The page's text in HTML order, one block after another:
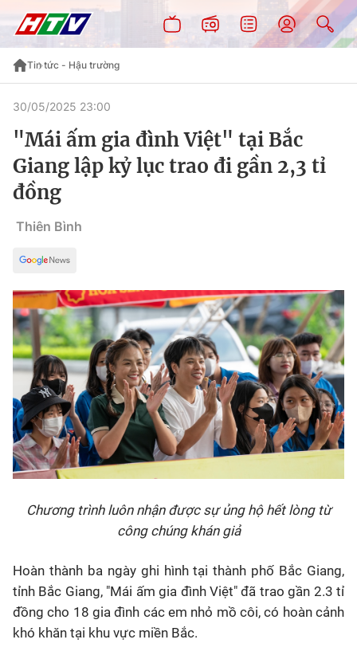
Tin tức - Hậu trường
30/05/2025 23:00
"Mái ấm gia đình Việt" tại Bắc
Giang lập kỷ lục trao đi gần 2,3 tỉ
đồng
Thiên Bình
Chương trình luôn nhận được sự ủng hộ hết lòng từ
công chúng khán giả
Hoàn thành ba ngày ghi hình tại thành phố Bắc Giang,
tỉnh Bắc Giang, "Mái ấm gia đình Việt" đã trao gần 2.3 tỉ
đồng cho 18 gia đình các em nhỏ mồ côi, có hoàn cảnh
khó khăn tại khu vực miền Bắc.